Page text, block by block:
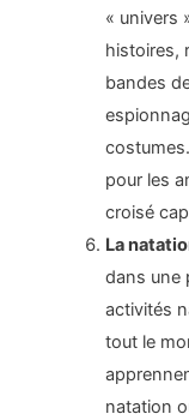
« univers
histoires,
bandes
pour les
croisé
La
dans une
activités
tout le
natation